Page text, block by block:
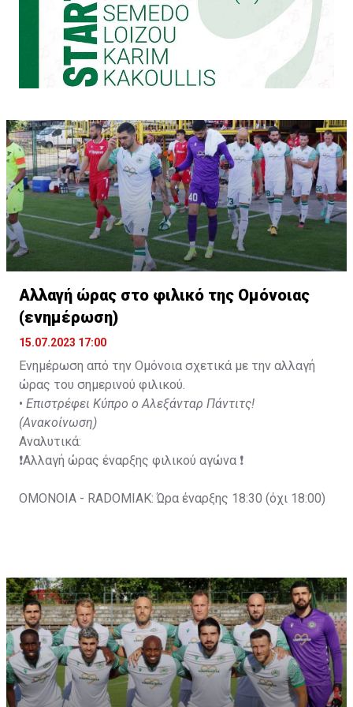
Αλλαγή ώρας στο φιλικό της Ομόνοιας
(ενημέρωση)
15.07.2023 17:00
Ενημέρωση από την Ομόνοια σχετικά με την αλλαγή
ώρας του σημερινού φιλικού.
• Επιστρέφει Κύπρο ο Αλεξάνταρ Πάντιτς!
(Ανακοίνωση)
Αναλυτικά:
❗️Αλλαγή ώρας έναρξης φιλικού αγώνα ❗️
OMONOIA - RADOMIAK: Ώρα έναρξης 18:30 (όχι 18:00)
— OMONOIA FC (@OMONOIAfootball)July 15, 2023